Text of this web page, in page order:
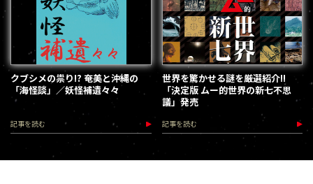
クブシメの祟り!? 奄美と沖縄の
「海怪談」／妖怪補遺々々
記事を読む
世界を驚かせる謎を厳選紹介!!
「決定版 ムー的世界の新七不思
議」発売
記事を読む